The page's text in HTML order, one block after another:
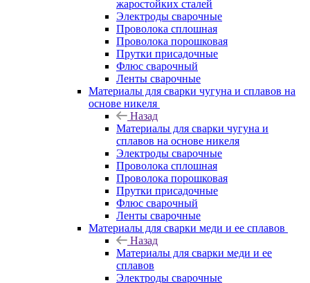
жаростойких сталей
Электроды сварочные
Проволока сплошная
Проволока порошковая
Прутки присадочные
Флюс сварочный
Ленты сварочные
Материалы для сварки чугуна и сплавов на
основе никеля
Назад
Материалы для сварки чугуна и
сплавов на основе никеля
Электроды сварочные
Проволока сплошная
Проволока порошковая
Прутки присадочные
Флюс сварочный
Ленты сварочные
Материалы для сварки меди и ее сплавов
Назад
Материалы для сварки меди и ее
сплавов
Электроды сварочные